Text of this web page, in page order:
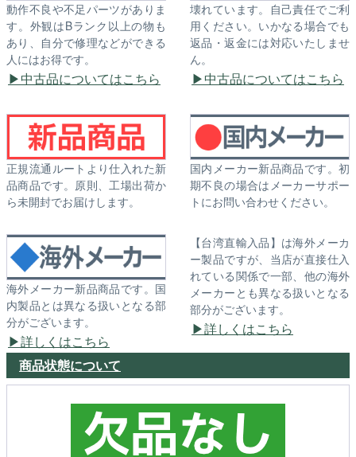
動作不良や不足パーツがありま
す。外観はBランク以上の物も
あり、自分で修理などができる
人にはお得です。
中古品についてはこちら
壊れています。自己責任でご利
用ください。いかなる場合でも
返品・返金には対応いたしませ
ん。
中古品についてはこちら
正規流通ルートより仕入れた新
品商品です。原則、工場出荷か
ら未開封でお届けします。
国内メーカー新品商品です。初
期不良の場合はメーカーサポー
トにお問い合わせください。
海外メーカー新品商品です。国
内製品とは異なる扱いとなる部
分がございます。
詳しくはこちら
【台湾直輸入品】は海外メーカ
ー製品ですが、当店が直接仕入
れている関係で一部、他の海外
メーカーとも異なる扱いとなる
部分がございます。
詳しくはこちら
商品状態について